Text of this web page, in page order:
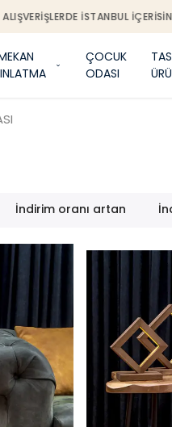
İSTANBUL
ÇOCUK
ODASI
İndirim oranı artan